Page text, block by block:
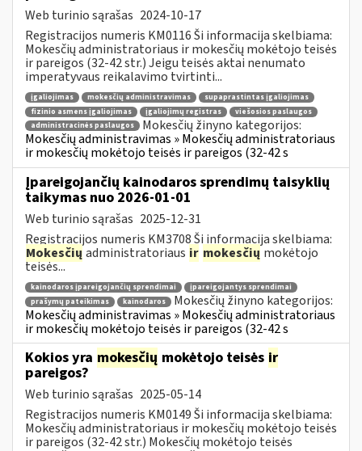
Web turinio sąrašas 2024-10-17
Registracijos numeris KM0116 Ši informacija skelbiama:
Mokesčių administratoriaus ir mokesčių mokėtojo teisės
ir pareigos (32-42 str.) Jeigu teisės aktai nenumato
imperatyvaus reikalavimo tvirtinti...
įgaliojimas mokesčių administravimas
supaprastintas įgaliojimas
fizinio asmens įgaliojimas
įgaliojimų registras
viešosios paslaugos
administracinės paslaugos
Mokesčių žinyno kategorijos:
Mokesčių administravimas » Mokesčių administratoriaus
ir mokesčių mokėtojo teisės ir pareigos (32-42 s
Įpareigojančių kainodaros sprendimų taisyklių
taikymas nuo 2026-01-01
Web turinio sąrašas 2025-12-31
Registracijos numeris KM3708 Ši informacija skelbiama:
Mokesčių administratoriaus ir mokesčių mokėtojo
teisės...
kainodaros įpareigojančių sprendimai
įpareigojantys sprendimai
prašymų pateikimas
kainodaros
Mokesčių žinyno kategorijos:
Mokesčių administravimas » Mokesčių administratoriaus
ir mokesčių mokėtojo teisės ir pareigos (32-42 s
Kokios yra mokesčių mokėtojo teisės ir
pareigos?
Web turinio sąrašas 2025-05-14
Registracijos numeris KM0149 Ši informacija skelbiama:
Mokesčių administratoriaus ir mokesčių mokėtojo teisės
ir pareigos (32-42 str.) Mokesčių mokėtojo teisės